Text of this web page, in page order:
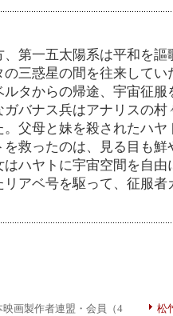
、第一五太陽系は平和を
の三惑星の間を往来して
ルタからの帰途、宇宙征
ガバナス兵はアナリスの
。父母と妹を殺されたハ
を救ったのは、見る目も
はハヤトに宇宙空間を自
リアベ号を駆って、征服
画製作者連盟・会員（4
松